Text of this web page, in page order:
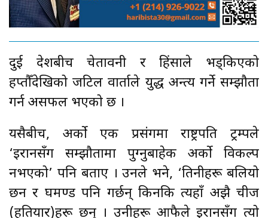
दुई देशबीच चेतावनी र हिंसाले भड्किएको
हप्तौँदेखिको जटिल वार्ताले युद्ध अन्त्य गर्ने सम्झौता
गर्न असफल भएको छ ।
यसैबीच, अर्को एक प्रसंगमा राष्ट्रपति ट्रम्पले
‘इरानसँग सम्झौतामा पुग्नुबाहेक अर्को विकल्प
नभएको’ पनि बताए । उनले भने, ‘तिनीहरू बलियो
छन र घमण्ड पनि गर्छन् किनकि त्यहाँ अझै चीज
(हतियार)हरू छन् । उनीहरू आफैले इरानसँग त्यो